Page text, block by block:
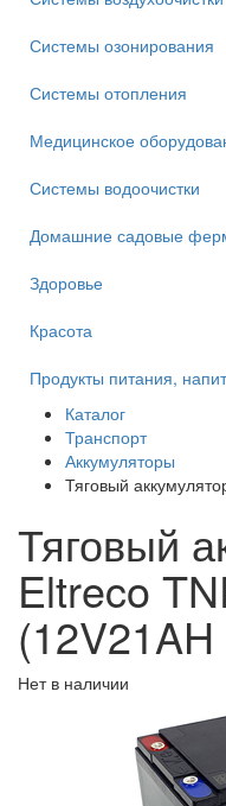
Системы озонирования
Системы отопления
Медицинское
Системы водоочистки
Домашние садовые
Здоровье
Красота
Продукты питания,
Каталог
Транспорт
Аккумуляторы
Тяговый
Тяговый
Eltreco
Нет в наличии